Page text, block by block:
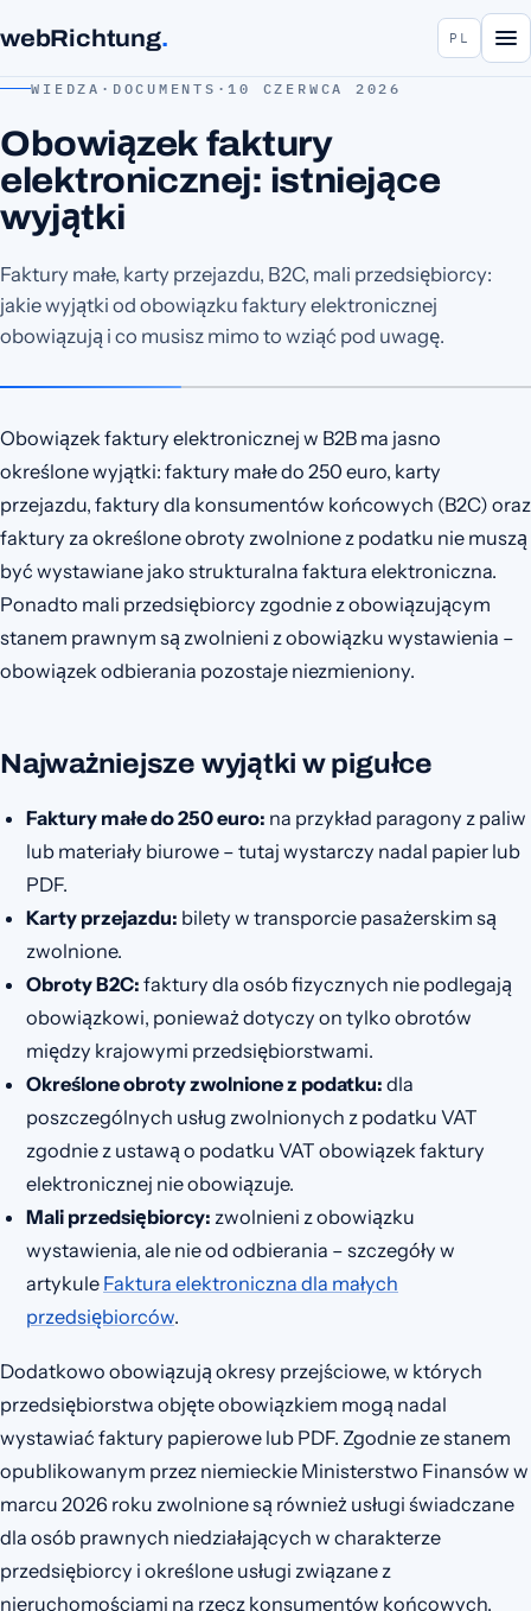
webRichtung. PL
WIEDZA · DOCUMENTS ·10 CZERWCA 2026
Obowiązek faktury
elektronicznej: istniejące
wyjątki
Faktury małe, karty przejazdu, B2C, mali przedsiębiorcy:
jakie wyjątki od obowiązku faktury elektronicznej
obowiązują i co musisz mimo to wziąć pod uwagę.
Obowiązek faktury elektronicznej w B2B ma jasno
określone wyjątki: faktury małe do 250 euro, karty
przejazdu, faktury dla konsumentów końcowych (B2C) oraz
faktury za określone obroty zwolnione z podatku nie muszą
być wystawiane jako strukturalna faktura elektroniczna.
Ponadto mali przedsiębiorcy zgodnie z obowiązującym
stanem prawnym są zwolnieni z obowiązku wystawienia –
obowiązek odbierania pozostaje niezmieniony.
Najważniejsze wyjątki w pigułce
Faktury małe do 250 euro: na przykład paragony z paliw
lub materiały biurowe – tutaj wystarczy nadal papier lub
PDF.
Karty przejazdu: bilety w transporcie pasażerskim są
zwolnione.
Obroty B2C: faktury dla osób fizycznych nie podlegają
obowiązkowi, ponieważ dotyczy on tylko obrotów
między krajowymi przedsiębiorstwami.
Określone obroty zwolnione z podatku: dla
poszczególnych usług zwolnionych z podatku VAT
zgodnie z ustawą o podatku VAT obowiązek faktury
elektronicznej nie obowiązuje.
Mali przedsiębiorcy: zwolnieni z obowiązku
wystawienia, ale nie od odbierania – szczegóły w
artykule Faktura elektroniczna dla małych
przedsiębiorców.
Dodatkowo obowiązują okresy przejściowe, w których
przedsiębiorstwa objęte obowiązkiem mogą nadal
wystawiać faktury papierowe lub PDF. Zgodnie ze stanem
opublikowanym przez niemieckie Ministerstwo Finansów w
marcu 2026 roku zwolnione są również usługi świadczane
dla osób prawnych niedziałających w charakterze
przedsiębiorcy i określone usługi związane z
nieruchomościami na rzecz konsumentów końcowych.